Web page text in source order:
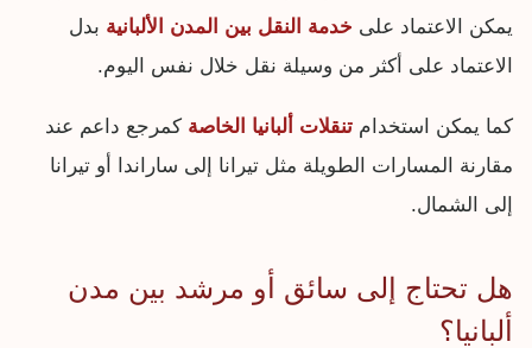
يمكن الاعتماد على خدمة النقل بين المدن الألبانية بدل
الاعتماد على أكثر من وسيلة نقل خلال نفس اليوم.
كما يمكن استخدام تنقلات ألبانيا الخاصة كمرجع داعم عند
مقارنة المسارات الطويلة مثل تيرانا إلى ساراندا أو تيرانا
إلى الشمال.
هل تحتاج إلى سائق أو مرشد بين مدن
ألبانيا؟